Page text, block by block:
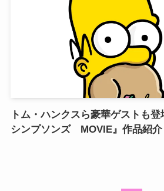
トム・ハンクスら豪華ゲストも登
シンプソンズ MOVIE』作品紹介